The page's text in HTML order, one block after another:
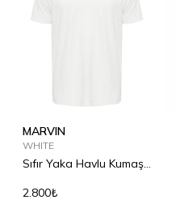
MARVIN
WHITE
Sıfır Yaka Havlu Kumaş
2.800₺